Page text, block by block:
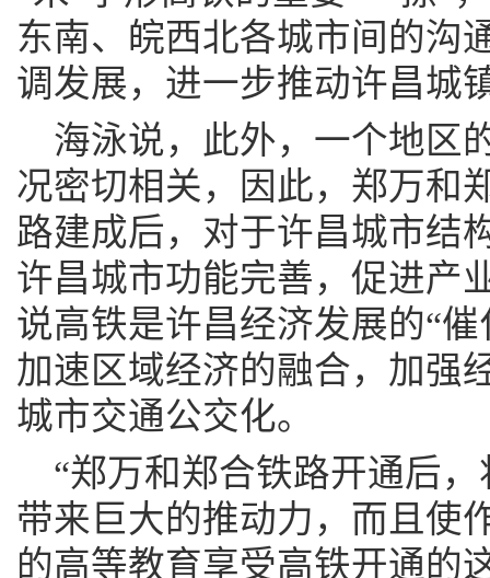
东南、皖西北各城市间的沟
调发展，进一步推动许昌城
海泳说，此外，一个地区
况密切相关，因此，郑万和
路建成后，对于许昌城市结
许昌城市功能完善，促进产
说高铁是许昌经济发展的“
加速区域经济的融合，加强
城市交通公交化。
“郑万和郑合铁路开通后
带来巨大的推动力，而且使
的高等教育享受高铁开通的